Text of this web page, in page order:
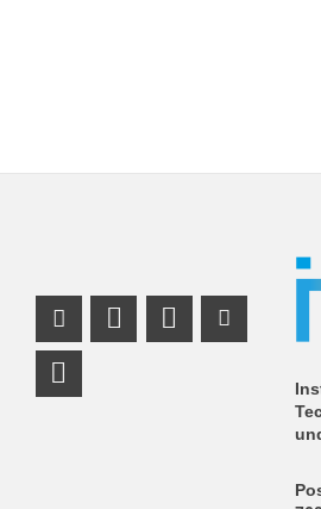
Instagram Profil
ProfilLinkedIn
RSS-Link